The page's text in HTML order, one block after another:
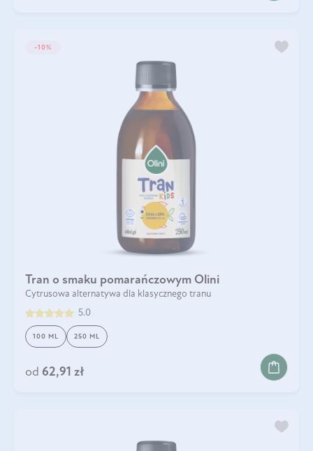
-10%
Tran o smaku pomarańczowym Olini
Cytrusowa alternatywa dla klasycznego tranu
5.0
100 ML 250 ML
od 62,91 zł